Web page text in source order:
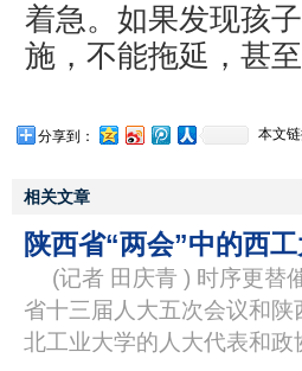
着急。如果发现孩
施，不能拖延，甚至
分享到： 本文链
相关文章
陕西省“两会”中的西
(记者 田庆青 ) 时序更替
省十三届人大五次会议和
北工业大学的人大代表和